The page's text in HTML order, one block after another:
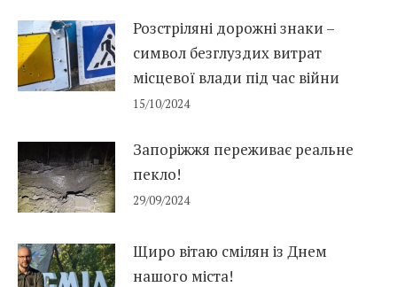
Розстріляні дорожні знаки –
символ безглуздих витрат
місцевої влади під час війни
15/10/2024
Запоріжжя переживає реальне
пекло!
29/09/2024
Щиро вітаю смілян із Днем
нашого міста!